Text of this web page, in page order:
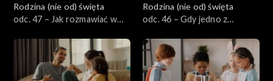
Rodzina (nie od) święta
odc. 47 – Jak rozmawiać w
decyzjach i zmianach
życiowych?
Rodzina (nie od) święta
odc. 46 – Gdy jedno z
przejść przez to razem jako
rodzina?